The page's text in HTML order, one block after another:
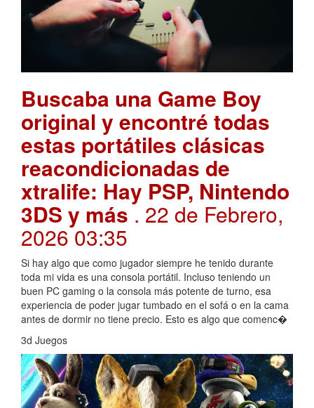
Buscaba una Game Boy
original y encontré todas
estas portátiles clásicas
reacondicionadas de
xtralife: Hay PSP, Nintendo
3DS y más. 22 de Febrero,
2026 03:35
Si hay algo que como jugador siempre he tenido durante
toda mi vida es una consola portátil. Incluso teniendo un
buen PC gaming o la consola más potente de turno, esa
experiencia de poder jugar tumbado en el sofá o en la cama
antes de dormir no tiene precio. Esto es algo que comenc�
3d Juegos